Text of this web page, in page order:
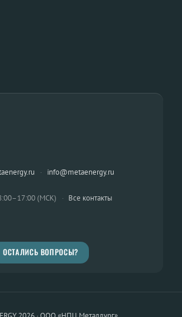
· info@metaenergy.ru
(МСК) · Все контакты
ОСТАЛИСЬ ВОПРОСЫ?